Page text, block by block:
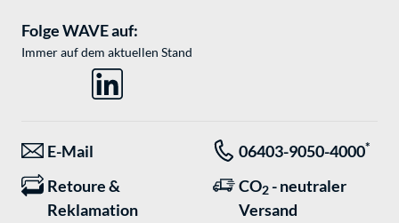
Folge WAVE auf:
Immer auf dem aktuellen Stand
E-Mail 06403-9050-4000*
Retoure &
Reklamation
CO2 - neutraler
Versand